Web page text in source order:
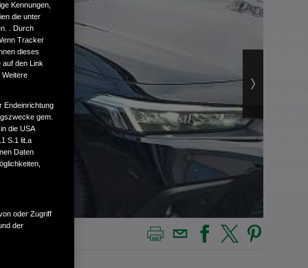
Kennungen,
die unter
. Durch
Tracker
dieses
auf den Link
Weitere
Endeinrichtung
gem.
die USA
S.1 lit.a
Daten
oder Zugriff
der